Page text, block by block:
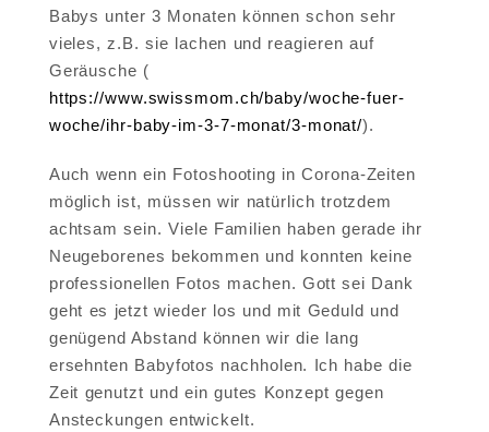
Babys unter 3 Monaten können schon sehr
vieles, z.B. sie lachen und reagieren auf
Geräusche (
https://www.swissmom.ch/baby/woche-fuer-
woche/ihr-baby-im-3-7-monat/3-monat/).
Auch wenn ein Fotoshooting in Corona-Zeiten
möglich ist, müssen wir natürlich trotzdem
achtsam sein. Viele Familien haben gerade ihr
Neugeborenes bekommen und konnten keine
professionellen Fotos machen. Gott sei Dank
geht es jetzt wieder los und mit Geduld und
genügend Abstand können wir die lang
ersehnten Babyfotos nachholen. Ich habe die
Zeit genutzt und ein gutes Konzept gegen
Ansteckungen entwickelt.